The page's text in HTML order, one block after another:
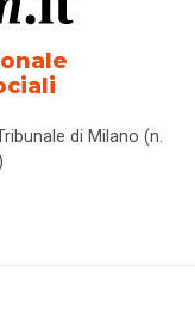
di Milano (n.